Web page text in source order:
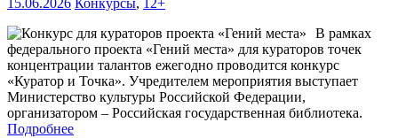
15.06.2026 Конкурсы,
12+
В рамках
федерального проекта «Гений места» для кураторов точек
концентрации талантов ежегодно проводится конкурс
«Куратор и Точка». Учредителем мероприятия выступает
Министерство культуры Российской Федерации,
организатором – Российская государственная библиотека.
Подробнее